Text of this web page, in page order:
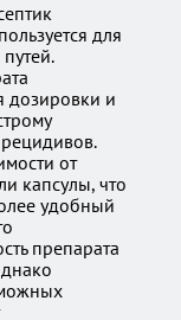
для
дозировки и
от
капсулы, что
удобный
препарата